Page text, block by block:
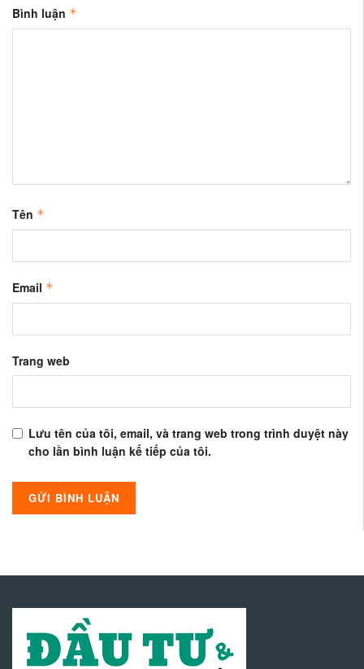
Bình luận *
Tên *
Email *
Trang web
Lưu tên của tôi, email, và trang web trong trình duyệt này
cho lần bình luận kế tiếp của tôi.